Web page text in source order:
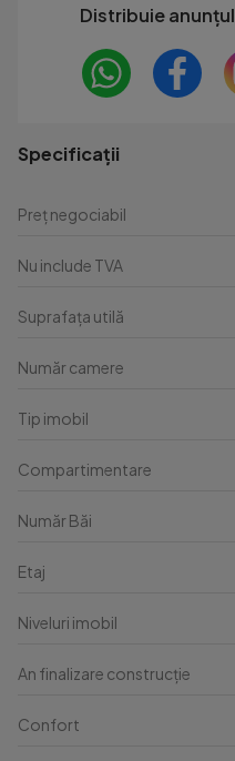
Distribuie anunțul
Specificații
Preț negociabil
Nu include TVA
Suprafața utilă
Număr camere
Tip imobil
Compartimentare
Număr Băi
Etaj
Niveluri imobil
An finalizare construcție
Confort